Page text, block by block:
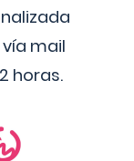
mail
horas.